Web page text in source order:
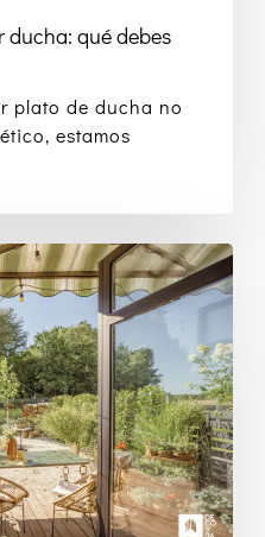
ducha: qué debes
plato de ducha no
estamos